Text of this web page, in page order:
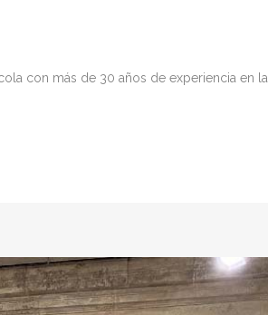
con más de 30 años de experiencia en la